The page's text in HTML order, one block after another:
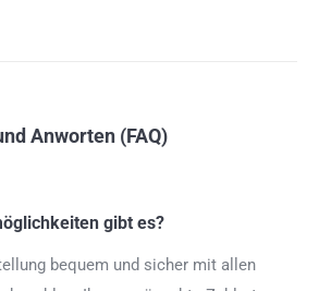
Anworten (FAQ)
gibt es?
bequem und sicher mit allen